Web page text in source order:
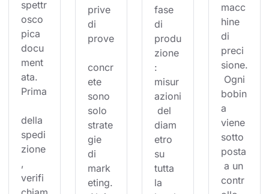
spettr
osco
pica
docu
ment
ata.
Prima
della
spedi
zione
,
verifi
prive
di
prove
concr
ete
sono
solo
strate
gie
di
mark
eting.
fase
di
produ
zione
:
misur
azioni
del
diam
etro
su
tutta
la
macc
hine
di
preci
sione.
Ogni
bobin
a
viene
sotto
posta
a un
contr